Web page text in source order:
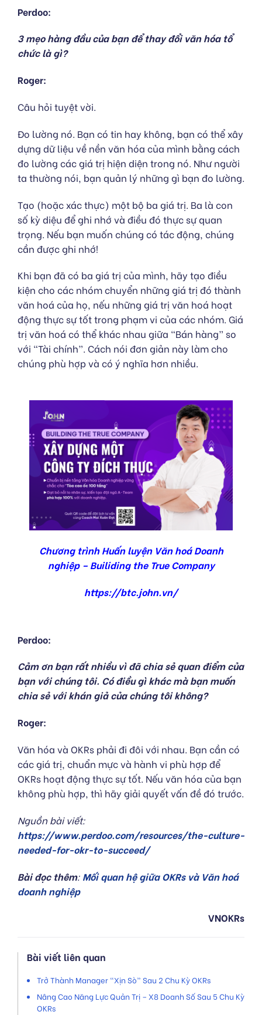
Perdoo:
3 mẹo hàng đầu của bạn để thay đổi văn hóa tổ
chức là gì?
Roger:
Câu hỏi tuyệt vời.
Đo lường nó. Bạn có tin hay không, bạn có thể xây
dựng dữ liệu về nền văn hóa của mình bằng cách
đo lường các giá trị hiện diện trong nó. Như người
ta thường nói, bạn quản lý những gì bạn đo lường.
Tạo (hoặc xác thực) một bộ ba giá trị. Ba là con
số kỳ diệu để ghi nhớ và điều đó thực sự quan
trọng. Nếu bạn muốn chúng có tác động, chúng
cần được ghi nhớ!
Khi bạn đã có ba giá trị của mình, hãy tạo điều
kiện cho các nhóm chuyển những giá trị đó thành
văn hoá của họ, nếu những giá trị văn hoá hoạt
động thực sự tốt trong phạm vi của các nhóm. Giá
trị văn hoá có thể khác nhau giữa “Bán hàng” so
với “Tài chính”. Cách nói đơn giản này làm cho
chúng phù hợp và có ý nghĩa hơn nhiều.
Chương trình Huấn luyện Văn hoá Doanh
nghiệp – Builiding the True Company
https://btc.john.vn/
Perdoo:
Cảm ơn bạn rất nhiều vì đã chia sẻ quan điểm của
bạn với chúng tôi. Có điều gì khác mà bạn muốn
chia sẻ với khán giả của chúng tôi không?
Roger:
Văn hóa và OKRs phải đi đôi với nhau. Bạn cần có
các giá trị, chuẩn mực và hành vi phù hợp để
OKRs hoạt động thực sự tốt. Nếu văn hóa của bạn
không phù hợp, thì hãy giải quyết vấn đề đó trước.
Nguồn bài viết:
https://www.perdoo.com/resources/the-culture-
needed-for-okr-to-succeed/
Bài đọc thêm: Mối quan hệ giữa OKRs và Văn hoá
doanh nghiệp
VNOKRs
Bài viết liên quan
Trở Thành Manager “Xịn Sò” Sau 2 Chu Kỳ OKRs
Nâng Cao Năng Lực Quản Trị – X8 Doanh Số Sau 5 Chu Kỳ
OKRs